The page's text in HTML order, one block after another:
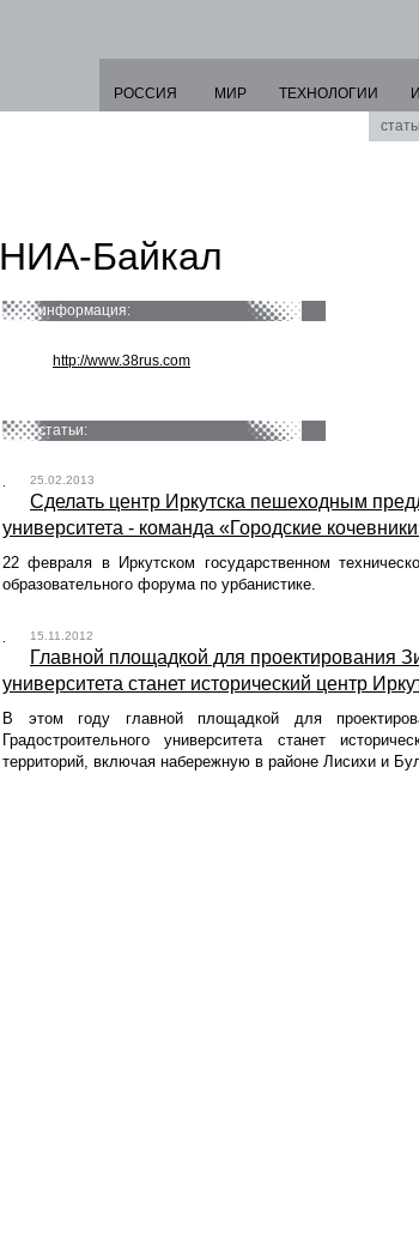
РОССИЯ МИР ТЕХНОЛОГИИ
НИА-Байкал
информация:
http://www.38rus.com
статьи:
25.02.2013
Сделать центр Иркутска пешеходным
университета - команда «Городские
22 февраля в Иркутском государственном
образовательного форума по урбанистике.
15.11.2012
Главной площадкой для проектирования
университета станет исторический центр
В этом году главной площадкой для
Градостроительного университета станет
территорий, включая набережную в районе Лисихи и